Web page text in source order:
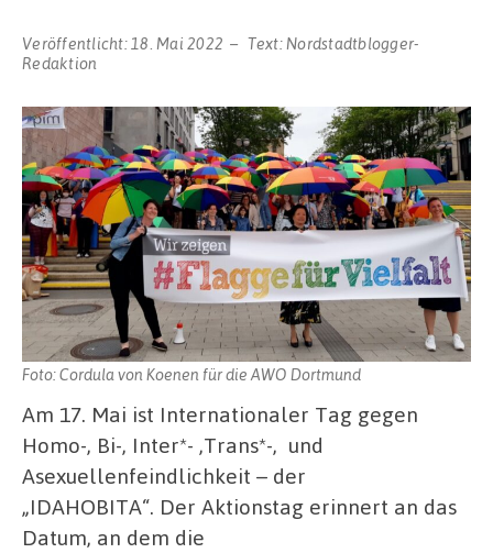
Veröffentlicht: 18. Mai 2022 Text: Nordstadtblogger-
Redaktion
Foto: Cordula von Koenen für die AWO Dortmund
Am 17. Mai ist Internationaler Tag gegen
Homo-, Bi-, Inter*- ,Trans*-, und
Asexuellenfeindlichkeit – der
„IDAHOBITA“. Der Aktionstag erinnert an das
Datum, an dem die